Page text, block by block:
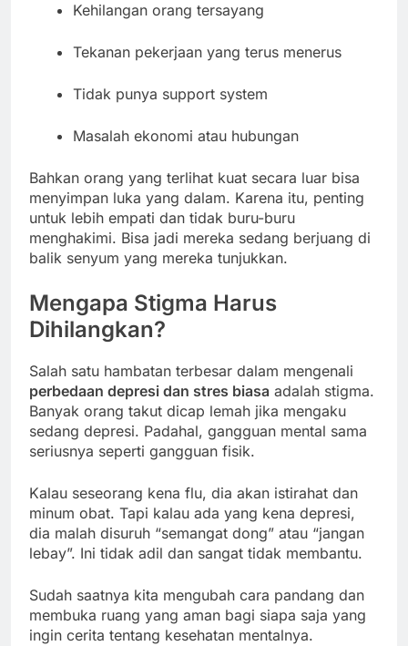
Kehilangan orang tersayang
Tekanan pekerjaan yang terus menerus
Tidak punya support system
Masalah ekonomi atau hubungan
Bahkan orang yang terlihat kuat secara luar bisa
menyimpan luka yang dalam. Karena itu, penting
untuk lebih empati dan tidak buru-buru
menghakimi. Bisa jadi mereka sedang berjuang di
balik senyum yang mereka tunjukkan.
Mengapa Stigma Harus
Dihilangkan?
Salah satu hambatan terbesar dalam mengenali
perbedaan depresi dan stres biasa adalah stigma.
Banyak orang takut dicap lemah jika mengaku
sedang depresi. Padahal, gangguan mental sama
seriusnya seperti gangguan fisik.
Kalau seseorang kena flu, dia akan istirahat dan
minum obat. Tapi kalau ada yang kena depresi,
dia malah disuruh “semangat dong” atau “jangan
lebay”. Ini tidak adil dan sangat tidak membantu.
Sudah saatnya kita mengubah cara pandang dan
membuka ruang yang aman bagi siapa saja yang
ingin cerita tentang kesehatan mentalnya.